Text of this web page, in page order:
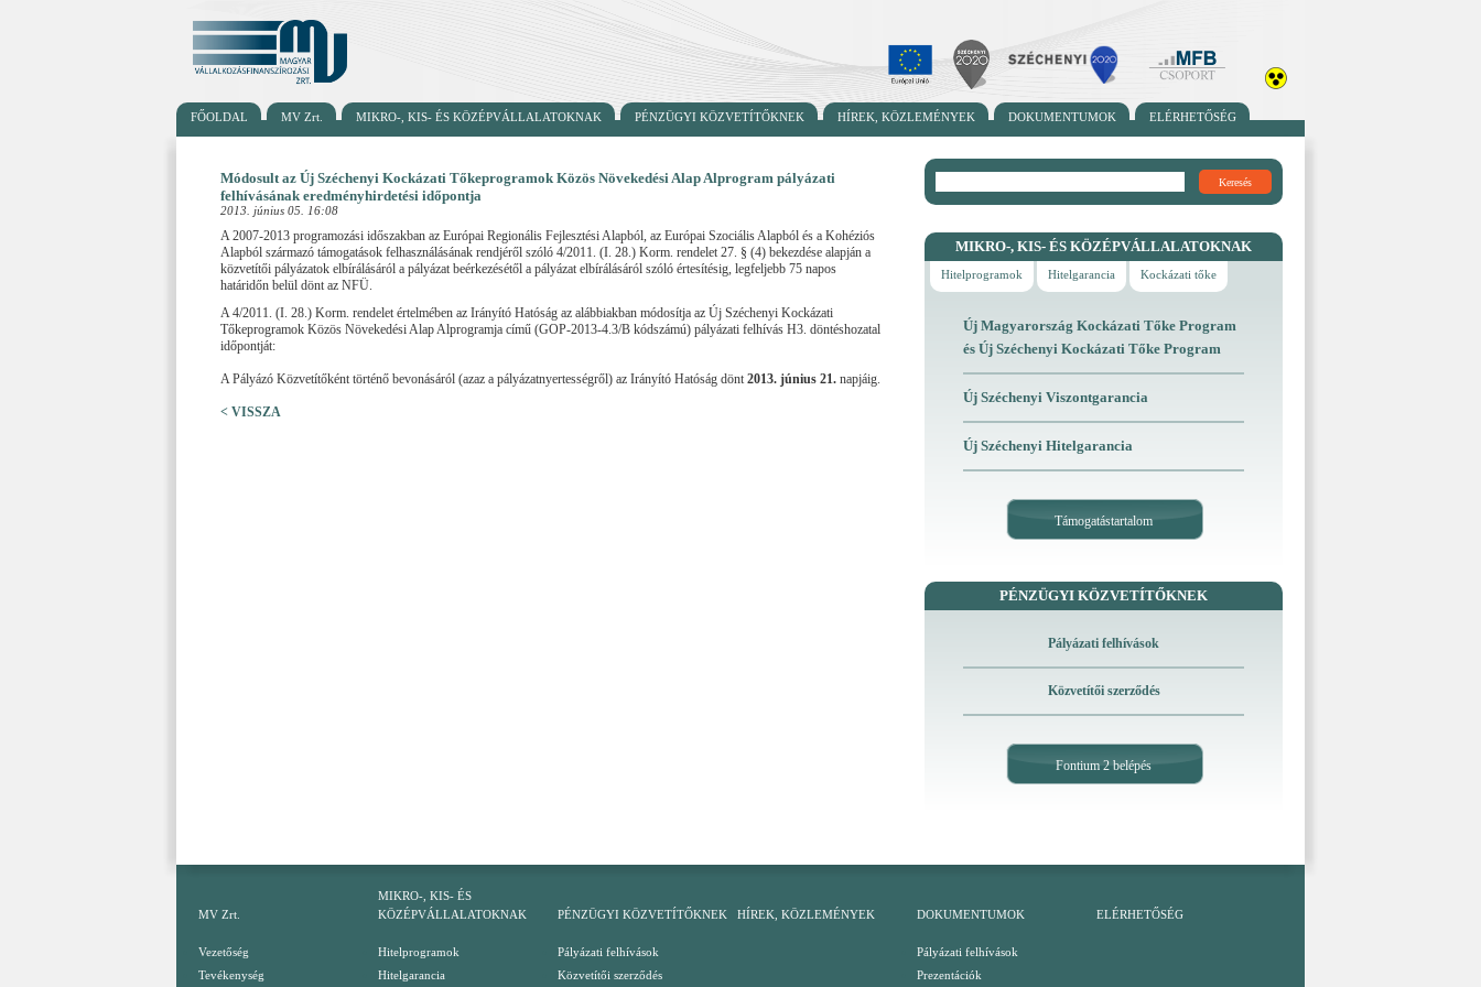
FŐOLDAL MV Zrt. MIKRO-, KIS- ÉS KÖZÉPVÁLLALATOKNAK PÉNZÜGYI KÖZVETÍTŐKNEK HÍREK, KÖZLEMÉNYEK DOKUMENTUMOK ELÉRHETŐSÉG
Módosult az Új Széchenyi Kockázati Tőkeprogramok Közös Növekedési Alap Alprogram pályázati
felhívásának eredményhirdetési időpontja
2013. június 05. 16:08
A 2007-2013 programozási időszakban az Európai Regionális Fejlesztési Alapból, az Európai Szociális Alapból és a Kohéziós
Alapból származó támogatások felhasználásának rendjéről szóló 4/2011. (I. 28.) Korm. rendelet 27. § (4) bekezdése alapján a
közvetítői pályázatok elbírálásáról a pályázat beérkezésétől a pályázat elbírálásáról szóló értesítésig, legfeljebb 75 napos
határidőn belül dönt az NFÜ.
A 4/2011. (I. 28.) Korm. rendelet értelmében az Irányító Hatóság az alábbiakban módosítja az Új Széchenyi Kockázati
Tőkeprogramok Közös Növekedési Alap Alprogramja című (GOP-2013-4.3/B kódszámú) pályázati felhívás H3. döntéshozatal
időpontját:
A Pályázó Közvetítőként történő bevonásáról (azaz a pályázatnyertességről) az Irányító Hatóság dönt 2013. június 21. napjáig.
< VISSZA
Keresés
MIKRO-, KIS- ÉS KÖZÉPVÁLLALATOKNAK
Hitelprogramok Hitelgarancia Kockázati tőke
Új Magyarország Kockázati Tőke Program
és Új Széchenyi Kockázati Tőke Program
Új Széchenyi Viszontgarancia
Új Széchenyi Hitelgarancia
Támogatástartalom
PÉNZÜGYI KÖZVETÍTŐKNEK
Pályázati felhívások
Közvetítői szerződés
Fontium 2 belépés
MV Zrt.
Vezetőség
Tevékenység
MIKRO-, KIS- ÉS
KÖZÉPVÁLLALATOKNAK
Hitelprogramok
Hitelgarancia
PÉNZÜGYI KÖZVETÍTŐKNEK
Pályázati felhívások
Közvetítői szerződés
HÍREK, KÖZLEMÉNYEK DOKUMENTUMOK
Pályázati felhívások
Prezentációk
ELÉRHETŐSÉG